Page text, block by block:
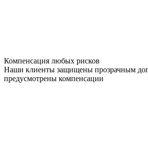
Компенсация любых рисков
Наши клиенты защищены прозрачным
предусмотрены компенсации